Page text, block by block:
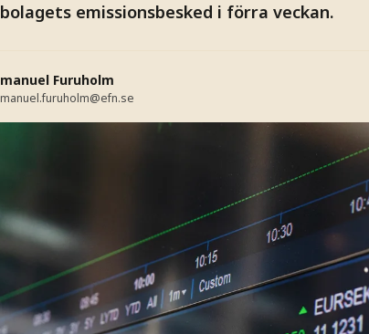
emissionsbesked i förra veckan.
Furuholm